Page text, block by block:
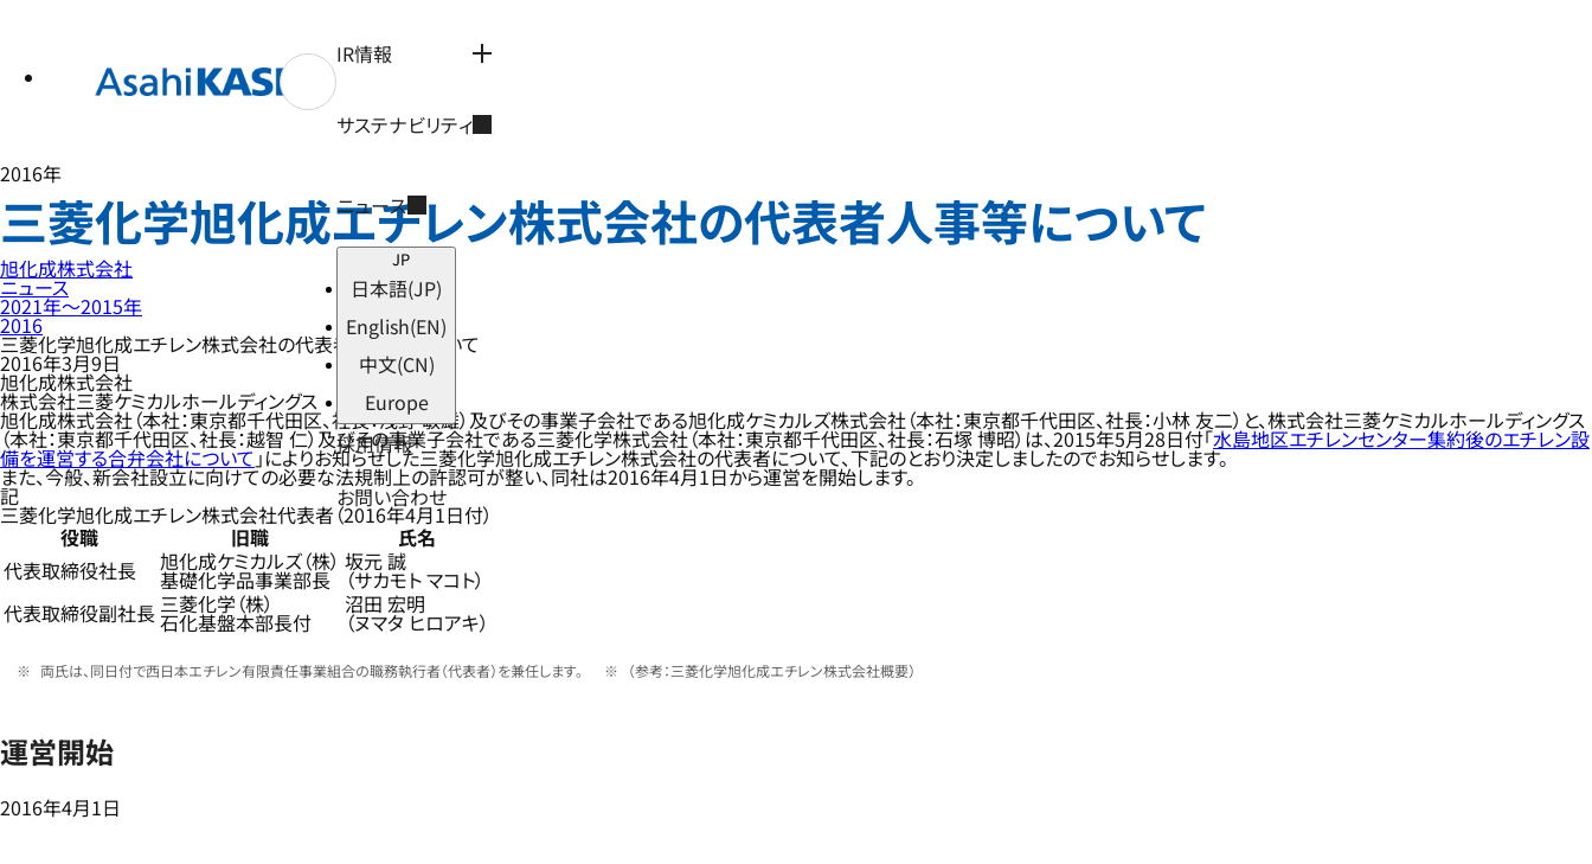
IR情報
サステナビリティ
ニュース
JP
日本語(JP)
English(EN)
中文(CN)
Europe
採用情報
お問い合わせ
2016年
三菱化学旭化成エチレン株式会社の代表者人事等について
旭化成株式会社
ニュース
2021年〜2015年
2016
三菱化学旭化成エチレン株式会社の代表者人事等について
2016年3月9日
旭化成株式会社
株式会社三菱ケミカルホールディングス
旭化成株式会社（本社：東京都千代田区、社長：浅野 敏雄）及びその事業子会社である旭化成ケミカルズ株式会社（本社：東京都千代田区、社長：小林 友二）と、株式会社三菱ケミカルホールディングス
（本社：東京都千代田区、社長：越智 仁）及びその事業子会社である三菱化学株式会社（本社：東京都千代田区、社長：石塚 博昭）は、2015年5月28日付「水島地区エチレンセンター集約後のエチレン設
備を運営する合弁会社について」によりお知らせした三菱化学旭化成エチレン株式会社の代表者について、下記のとおり決定しましたのでお知らせします。
また、今般、新会社設立に向けての必要な法規制上の許認可が整い、同社は2016年4月1日から運営を開始します。
記
三菱化学旭化成エチレン株式会社代表者（2016年4月1日付）
役職 旧職
氏名
代表取締役社長
旭化成ケミカルズ（株）
基礎化学品事業部長
坂元 誠
（サカモト マコト）
代表取締役副社長 三菱化学（株）
石化基盤本部長付
沼田 宏明
（ヌマタ ヒロアキ）
両氏は、同日付で西日本エチレン有限責任事業組合の職務執行者（代表者）を兼任します。 （参考：三菱化学旭化成エチレン株式会社概要）
運営開始
2016年4月1日